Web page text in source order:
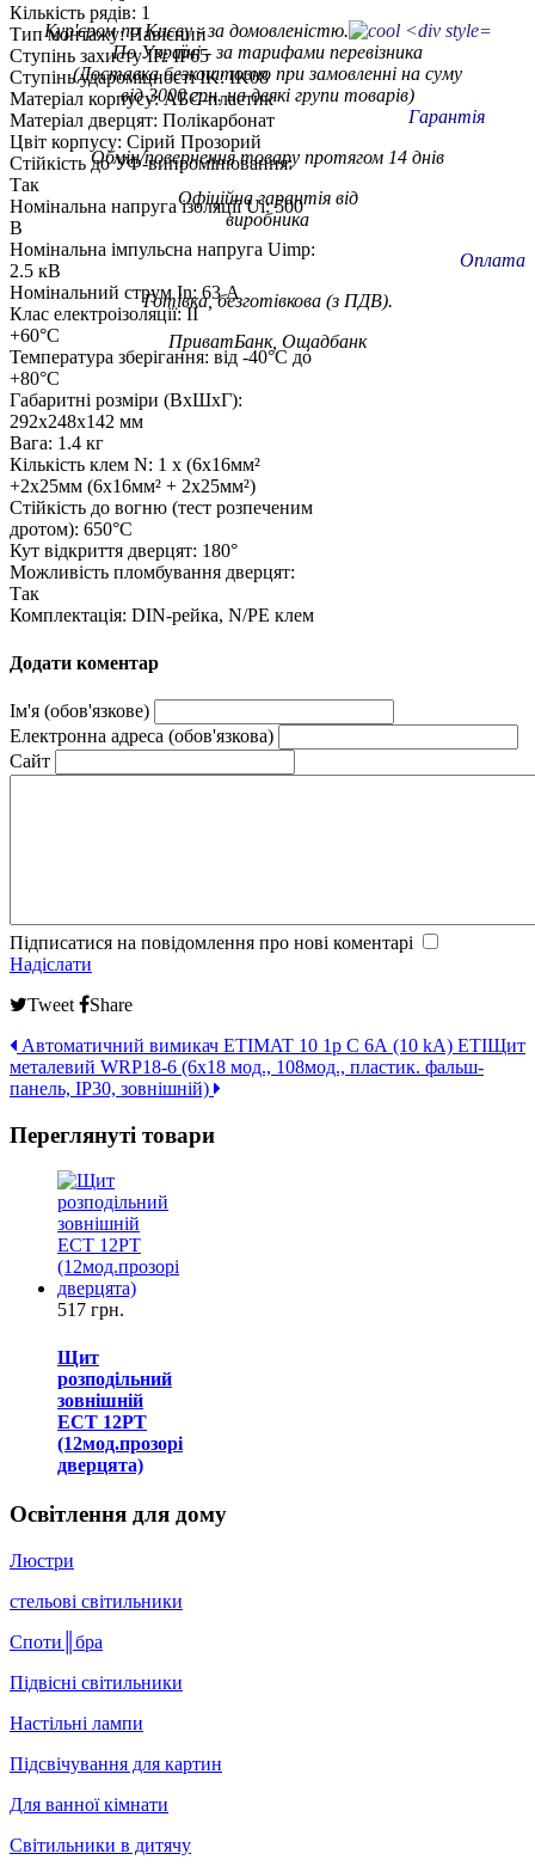
Кур'єром по Києву - за домовленістю.
По Україні - за тарифами перевізника
(Доставка безкоштовно при замовленні на суму
від 3000 грн. на деякі групи товарів)
Гарантія
Обмін/повернення товару протягом 14 днів
Офіційна гарантія від
виробника
Оплата
Готівка, безготівкова (з ПДВ).
ПриватБанк, Ощадбанк
Кількість рядів: 1
Тип монтажу: Навісний
Ступінь захисту IP: IP65
Ступінь удароміцності IK: IK08
Матеріал корпусу: АБС-пластик
Матеріал дверцят: Полікарбонат
Цвіт корпусу: Сірий Прозорий
Стійкість до УФ-випромінювання:
Так
Номінальна напруга ізоляції Ui: 500
В
Номінальна імпульсна напруга Uimp:
2.5 кВ
Номінальний струм In: 63 А
Клас електроізоляції: II
+60°C
Температура зберігання: від -40°C до
+80°C
Габаритні розміри (ВxШxГ):
292x248x142 мм
Вага: 1.4 кг
Кількість клем N: 1 x (6x16мм²
+2x25мм (6x16мм² + 2x25мм²)
Стійкість до вогню (тест розпеченим
дротом): 650°C
Кут відкриття дверцят: 180°
Можливість пломбування дверцят:
Так
Комплектація: DIN-рейка, N/PE клем
Додати коментар
Ім'я (обов'язкове)
Електронна адреса (обов'язкова)
Сайт
Підписатися на повідомлення про нові коментарі
Надіслати
Tweet
Share
Автоматичний вимикач ETIMAT 10 1p C 6А (10 kA) ETIЩит
металевий WRP18-6 (6х18 мод., 108мод., пластик. фальш-
панель, IP30, зовнішній)
Переглянуті товари
517 грн.
Щит
розподільний
зовнішній
ECT 12PT
(12мод.прозорі
дверцята)
Освітлення для дому
Люстри
стельові світильники
Споти║бра
Підвісні світильники
Настільні лампи
Підсвічування для картин
Для ванної кімнати
Світильники в дитячу